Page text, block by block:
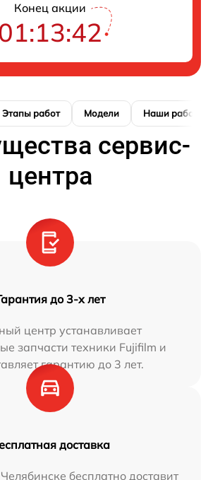
Конец акции
Этапы работ Модели Наши работы
сервис-
центра
до 3-х лет
центр устанавливает
запчасти техники Fujifilm и
гарантию до 3 лет.
доставка
бесплатно доставит